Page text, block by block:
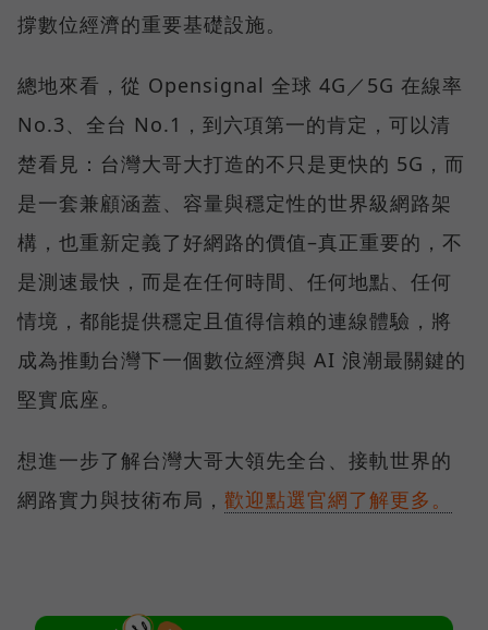
撐數位經濟的重要基礎設施。
總地來看，從 Opensignal 全球 4G／5G 在線率
No.3、全台 No.1，到六項第一的肯定，可以清
楚看見：台灣大哥大打造的不只是更快的 5G，而
是一套兼顧涵蓋、容量與穩定性的世界級網路架
構，也重新定義了好網路的價值–真正重要的，不
是測速最快，而是在任何時間、任何地點、任何
情境，都能提供穩定且值得信賴的連線體驗，將
成為推動台灣下一個數位經濟與 AI 浪潮最關鍵的
堅實底座。
想進一步了解台灣大哥大領先全台、接軌世界的
網路實力與技術布局， 歡迎點選官網了解更多。